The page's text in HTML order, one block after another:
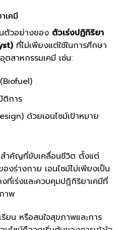
เคมี
นตัวอย่างของ ตัวเร่งปฏิกิริยา
ที่ไม่เพียงแต่ใช้ในการศึกษา
ตสาหกรรมเคมี เช่น:
ติการ
ด้วยเอนไซม์เป้าหมาย
ำคัญที่ขับเคลื่อนชีวิต ตั้งแต่
งร่างกาย เอนไซม์ไม่เพียงเป็น
ที่เร่งและควบคุมปฏิกิริยาเคมีที่
าพ
ยน หรือสนใจสุขภาพและการ